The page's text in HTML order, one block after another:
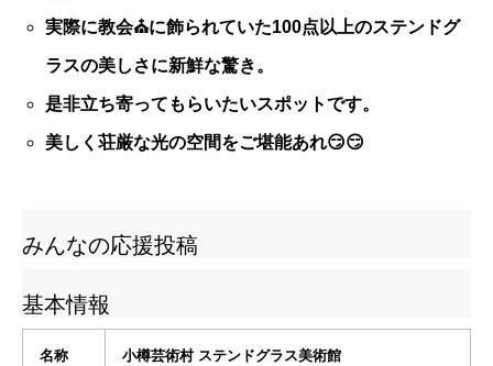
実際に教会⛪️に飾られていた100点以上のステンドグ
ラスの美しさに新鮮な驚き。
是非立ち寄ってもらいたいスポットです。
美しく荘厳な光の空間をご堪能あれ😏😏
みんなの応援投稿
基本情報
名称 小樽芸術村 ステンドグラス美術館